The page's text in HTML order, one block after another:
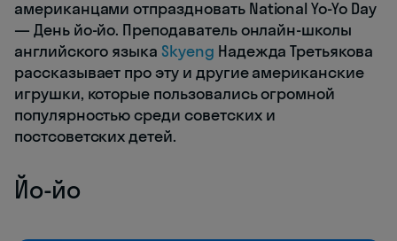
американцами отпраздновать National Yo-Yo Day
— День йо-йо. Преподаватель онлайн-школы
английского языка Skyeng Надежда Третьякова
рассказывает про эту и другие американские
игрушки, которые пользовались огромной
популярностью среди советских и
постсоветских детей.
Йо-йо